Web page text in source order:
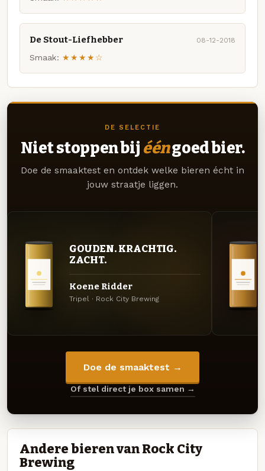
De Stout-Liefhebber 08-12-2018
Smaak: ★★★★☆
DE SELECTIE
Niet stoppen bij ééngoed bier.
Doe de smaaktest en ontdek welke bieren écht in
jouw straatje liggen.
GOUDEN. KRACHTIG.
ZACHT.
Koene Ridder
Tripel · Rock City Brewing
Doe de smaaktest →
Of stel direct je box samen →
Andere bieren van Rock City
Brewing